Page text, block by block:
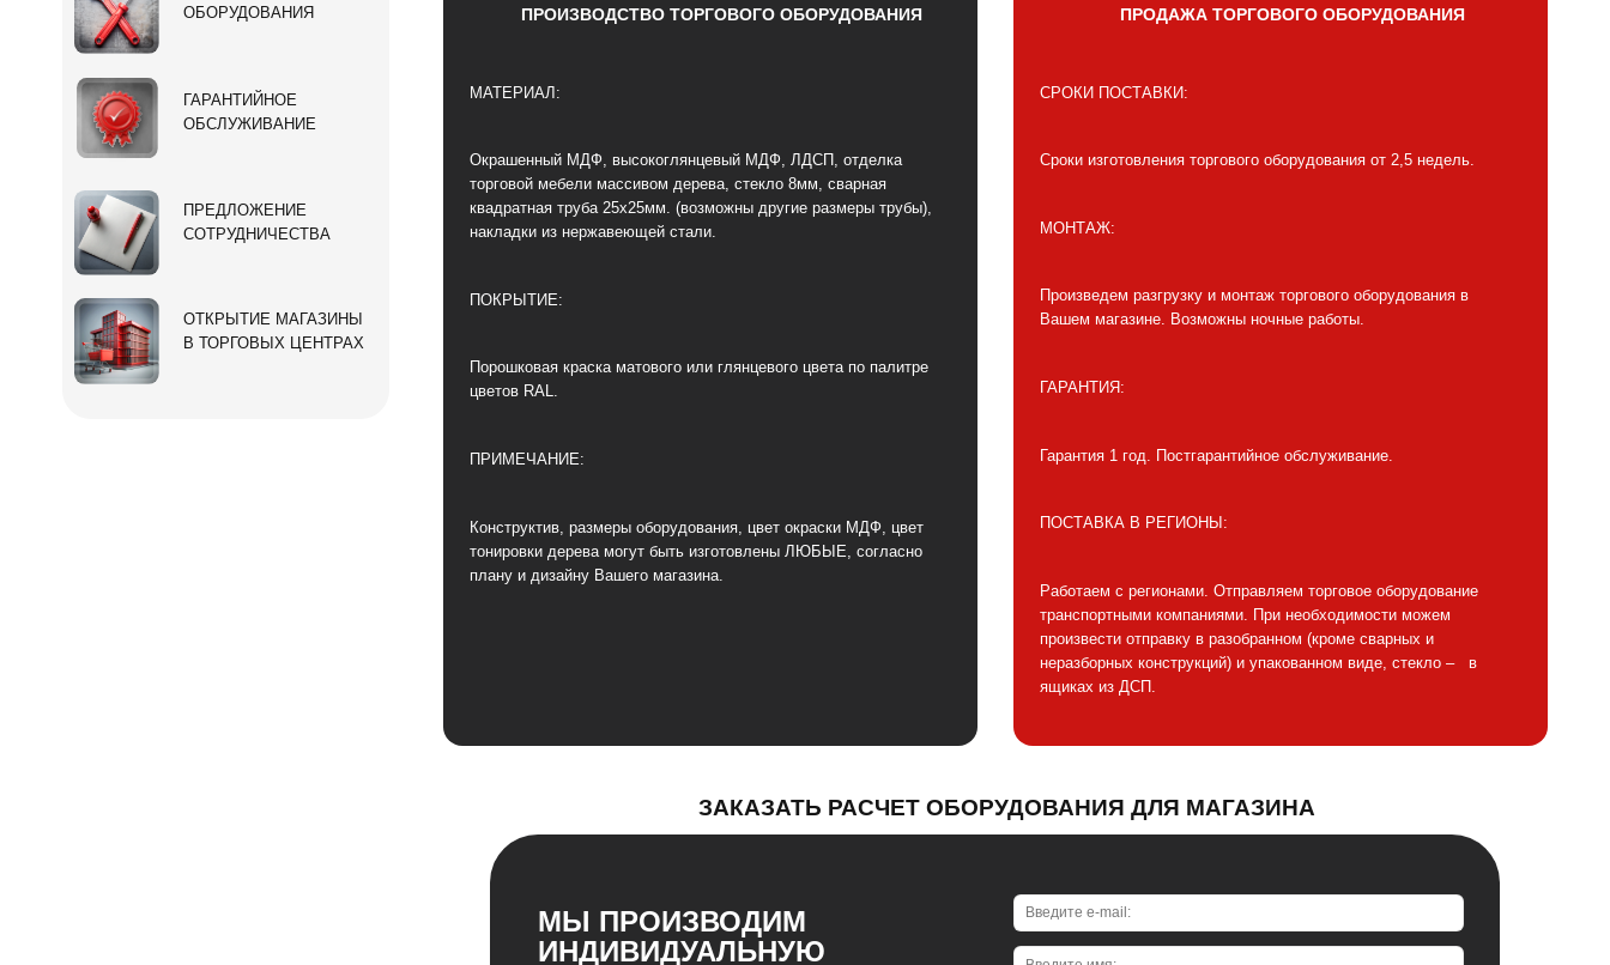
ПРОИЗВОДСТВО ТОРГОВОГО ОБОРУДОВАНИЯ
МАТЕРИАЛ:
Окрашенный МДФ, высокоглянцевый МДФ, ЛДСП, отделка
торговой мебели массивом дерева, стекло 8мм, сварная
квадратная труба 25х25мм. (возможны другие размеры трубы),
накладки из нержавеющей стали.
ПОКРЫТИЕ:
Порошковая краска матового или глянцевого цвета по палитре
цветов RAL.
ПРИМЕЧАНИЕ:
Конструктив, размеры оборудования, цвет окраски МДФ, цвет
тонировки дерева могут быть изготовлены ЛЮБЫЕ, согласно
плану и дизайну Вашего магазина.
ПРОДАЖА ТОРГОВОГО ОБОРУДОВАНИЯ
СРОКИ ПОСТАВКИ:
Сроки изготовления торгового оборудования от 2,5 недель.
МОНТАЖ:
Произведем разгрузку и монтаж торгового оборудования в
Вашем магазине. Возможны ночные работы.
ГАРАНТИЯ:
Гарантия 1 год. Постгарантийное обслуживание.
ПОСТАВКА В РЕГИОНЫ:
Работаем с регионами. Отправляем торговое оборудование
транспортными компаниями. При необходимости можем
произвести отправку в разобранном (кроме сварных и
неразборных конструкций) и упакованном виде, стекло – в
ящиках из ДСП.
ЗАКАЗАТЬ РАСЧЕТ ОБОРУДОВАНИЯ ДЛЯ МАГАЗИНА
МЫ ПРОИЗВОДИМ
ИНДИВИДУАЛЬНУЮ
ОБОРУДОВАНИЯ
ГАРАНТИЙНОЕ
ОБСЛУЖИВАНИЕ
ПРЕДЛОЖЕНИЕ
СОТРУДНИЧЕСТВА
ОТКРЫТИЕ МАГАЗИНЫ
В ТОРГОВЫХ ЦЕНТРАХ